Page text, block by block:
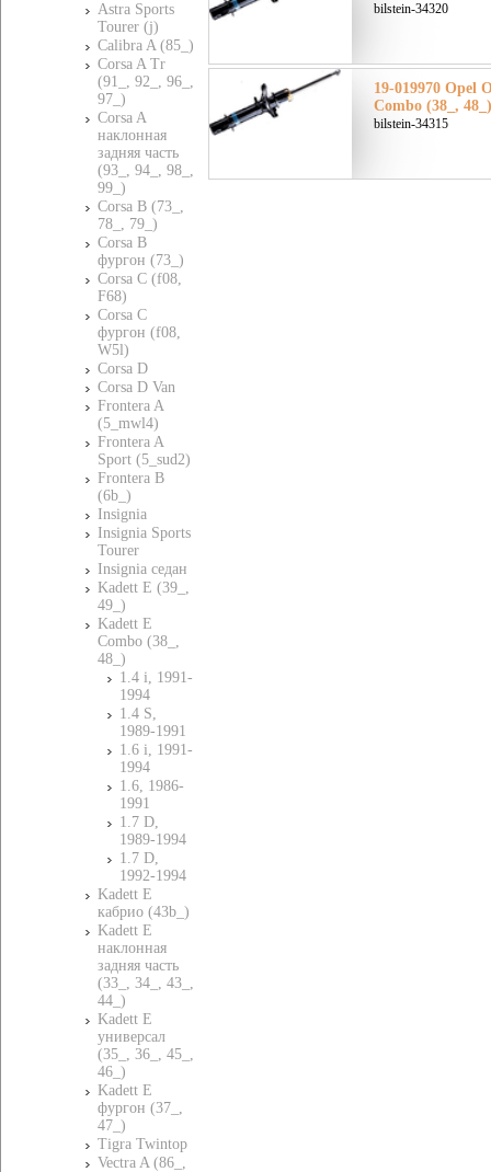
Astra Sports
Tourer (j)
Calibra A (85_)
Corsa A Tr
(91_, 92_, 96_,
97_)
Corsa A
наклонная
задняя часть
(93_, 94_, 98_,
99_)
Corsa B (73_,
78_, 79_)
Corsa B
фургон (73_)
Corsa C (f08,
F68)
Corsa C
фургон (f08,
W5l)
Corsa D
Corsa D Van
Frontera A
(5_mwl4)
Frontera A
Sport (5_sud2)
Frontera B
(6b_)
Insignia
Insignia Sports
Tourer
Insignia седан
Kadett E (39_,
49_)
Kadett E
Combo (38_,
48_)
1.4 i, 1991-
1994
1.4 S,
1989-1991
1.6 i, 1991-
1994
1.6, 1986-
1991
1.7 D,
1989-1994
1.7 D,
1992-1994
Kadett E
кабрио (43b_)
Kadett E
наклонная
задняя часть
(33_, 34_, 43_,
44_)
Kadett E
универсал
(35_, 36_, 45_,
46_)
Kadett E
фургон (37_,
47_)
Tigra Twintop
Vectra A (86_,
bilstein-34320
19-019970 Opel
Combo (38_,
bilstein-34315